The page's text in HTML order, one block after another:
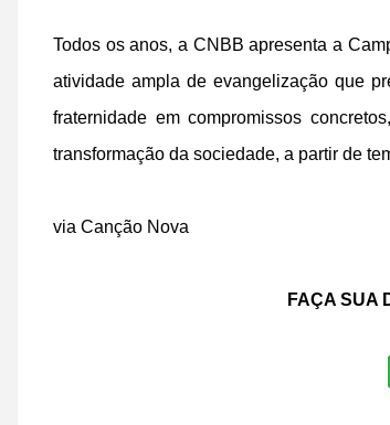
Todos os anos, a CNBB apresenta a
atividade ampla de evangelização que
fraternidade em compromissos
transformação da sociedade, a partir de
via Canção Nova
FAÇA SUA